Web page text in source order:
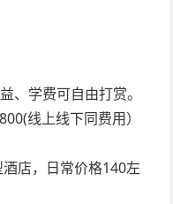
、学费可自由打赏。
线上线下同费用）
店，日常价格140左